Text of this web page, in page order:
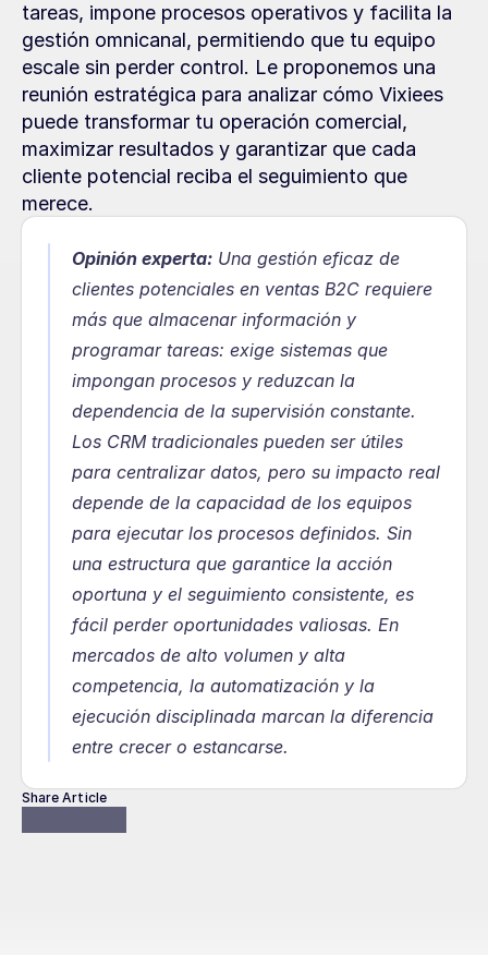
tareas, impone procesos operativos y facilita la
gestión omnicanal, permitiendo que tu equipo
escale sin perder control. Le proponemos una
reunión estratégica para analizar cómo Vixiees
puede transformar tu operación comercial,
maximizar resultados y garantizar que cada
cliente potencial reciba el seguimiento que
merece.
Opinión experta: Una gestión eficaz de
clientes potenciales en ventas B2C requiere
más que almacenar información y
programar tareas: exige sistemas que
impongan procesos y reduzcan la
dependencia de la supervisión constante.
Los CRM tradicionales pueden ser útiles
para centralizar datos, pero su impacto real
depende de la capacidad de los equipos
para ejecutar los procesos definidos. Sin
una estructura que garantice la acción
oportuna y el seguimiento consistente, es
fácil perder oportunidades valiosas. En
mercados de alto volumen y alta
competencia, la automatización y la
ejecución disciplinada marcan la diferencia
entre crecer o estancarse.
Share Article